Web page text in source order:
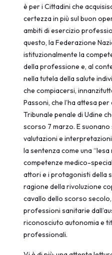
è per i Cittadini che
certezza in più sul buon
ambiti di esercizio
questo, la Federazione
istituzionalmente la
della professione e, al
nella tutela della salute
che compiacersi,
Passoni, che l’ha attesa
Tribunale penale di Udine
scorso 7 marzo. E
valutazioni e
la sentenza come una
competenze medico-
attori e i protagonisti della
ragione della rivoluzione
cavallo dello scorso
professioni sanitarie
riconosciuto autonomia e
professionali.